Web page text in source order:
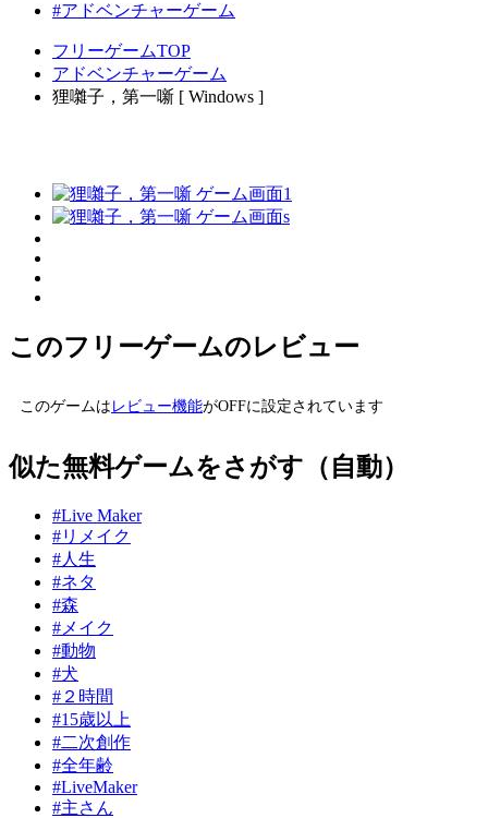
#アドベンチャーゲーム
フリーゲームTOP
アドベンチャーゲーム
狸囃子，第一噺 [ Windows ]
このフリーゲームのレビュー
このゲームは レビュー機能がOFFに設定されています
似た無料ゲームをさがす（自動）
#Live Maker
#リメイク
#人生
#ネタ
#森
#メイク
#動物
#犬
#２時間
#15歳以上
#二次創作
#全年齢
#LiveMaker
#主さん